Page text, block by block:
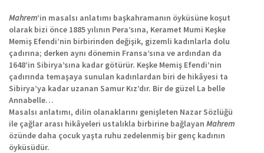
Mahrem’in masalsı anlatımı başkahramanın öyküsüne koşut
olarak bizi önce 1885 yılının Pera’sına, Keramet Mumi Keşke
Memiş Efendi’nin birbirinden değişik, gizemli kadınlarla dolu
çadırına; derken aynı dönemin Fransa’sına ve ardından da
1648’in Sibirya’sına kadar götürür. Keşke Memiş Efendi’nin
çadırında temaşaya sunulan kadınlardan biri de hikâyesi ta
Sibirya’ya kadar uzanan Samur Kız’dır. Bir de güzel La belle
Annabelle…
Masalsı anlatımı, dilin olanaklarını genişleten Nazar Sözlüğü
ile çağlar arası hikâyeleri ustalıkla birbirine bağlayan Mahrem
özünde daha çocuk yaşta ruhu zedelenmiş bir genç kadının
öyküsüdür.